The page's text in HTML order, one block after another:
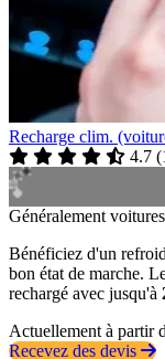
Recharge clim.
4.7 (
Généralement
Bénéficiez d'un
bon état de marche.
rechargé avec jusqu'à
Actuellement à partir
Recevez des devis